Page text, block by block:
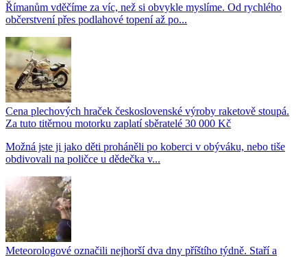
Římanům vděčíme za víc, než si obvykle myslíme. Od rychlého
občerstvení přes podlahové topení až po...
Cena plechových hraček československé výroby raketově stoupá.
Za tuto titěrnou motorku zaplatí sběratelé 30 000 Kč
Možná jste ji jako děti proháněli po koberci v obýváku, nebo tiše
obdivovali na poličce u dědečka v...
Meteorologové označili nejhorší dva dny příštího týdně. Staří a